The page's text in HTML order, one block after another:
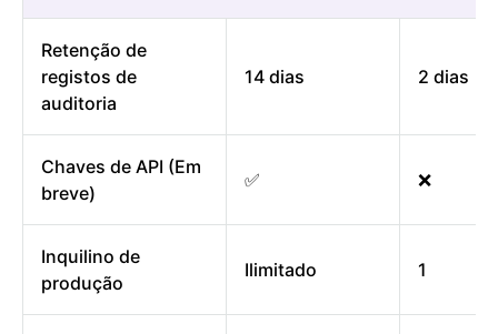
Retenção de
registos de
auditoria
14 dias 2 dias
Chaves de API (Em
breve)
✅ ❌
Inquilino de
produção
Ilimitado 1